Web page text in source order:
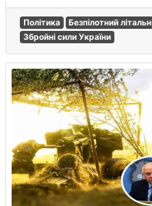
Політика
Безпілотний
Збройні сили України